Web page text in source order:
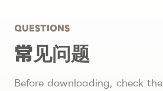
QUESTIONS
常见问题
Before downloading, check the